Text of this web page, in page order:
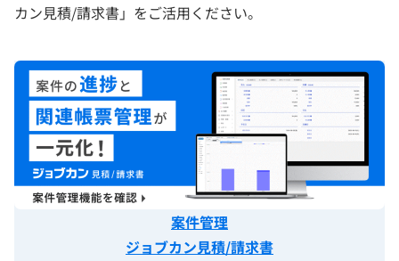
カン見積/請求書」をご活用ください。
案件管理
ジョブカン見積/請求書